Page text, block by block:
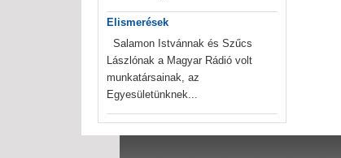
Elismerések
Salamon Istvánnak és Szűcs
Lászlónak a Magyar Rádió volt
munkatársainak, az
Egyesületünknek...